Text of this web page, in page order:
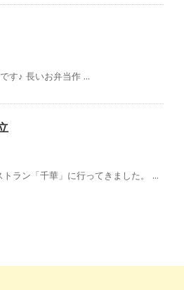
す♪ 長いお弁当作 ...
ラン「千華」に行ってきました。 ...